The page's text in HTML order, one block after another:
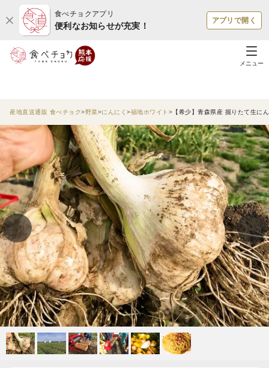
食べチョクアプリ
便利なお知らせが充実！
アプリで開く
メニュー
産地直送通販 食べチョク 野菜 にんにく 福地ホワイト 【希少】青森県産 掘りたて生に